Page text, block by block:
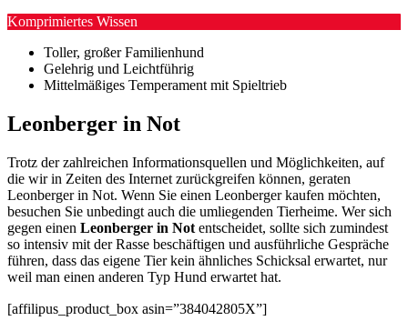
Komprimiertes Wissen
Toller, großer Familienhund
Gelehrig und Leichtführig
Mittelmäßiges Temperament mit Spieltrieb
Leonberger in Not
Trotz der zahlreichen Informationsquellen und Möglichkeiten, auf
die wir in Zeiten des Internet zurückgreifen können, geraten
Leonberger in Not. Wenn Sie einen Leonberger kaufen möchten,
besuchen Sie unbedingt auch die umliegenden Tierheime. Wer sich
gegen einen Leonberger in Not entscheidet, sollte sich zumindest
so intensiv mit der Rasse beschäftigen und ausführliche Gespräche
führen, dass das eigene Tier kein ähnliches Schicksal erwartet, nur
weil man einen anderen Typ Hund erwartet hat.
[affilipus_product_box asin=”384042805X”]